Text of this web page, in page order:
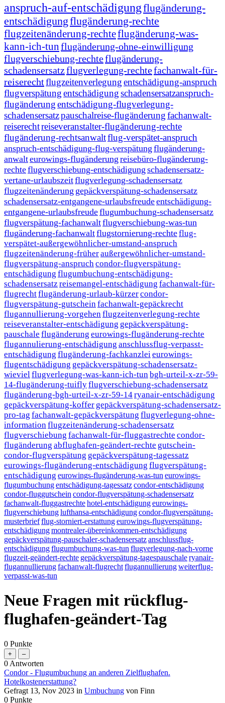
anspruch-auf-entschädigungflugänderung-
entschädigungflugänderung-rechte
flugzeitenänderung-rechteflugänderung-was-
kann-ich-tun flugänderung-ohne-einwilligung
flugverschiebung-rechteflugänderung-
schadensersatzflugverlegung-rechtefachanwalt-für-
reiserechtflugzeitenverlegungentschädigung-anspruch
flugverspätungentschädigungschadensersatzanspruch-
flugänderungentschädigung-flugverlegung-
schadensersatzpauschalreise-flugänderungfachanwalt-
reiserechtreiseveranstalter-flugänderung-rechte
flugänderung-rechtsanwaltflug-verspätet-anspruch
anspruch-entschädigung-flug-verspätung flugänderung-
anwalteurowings-flugänderung reisebüro-flugänderung-
rechteflugverschiebung-entschädigung schadensersatz-
vertane-urlaubszeitflugverlegung-schadensersatz
flugzeitenänderung gepäckverspätung-schadensersatz
schadensersatz-entgangene-urlaubsfreudeentschädigung-
entgangene-urlaubsfreudeflugumbuchung-schadensersatz
flugverspätung-fachanwaltflugverschiebung-was-tun
flugänderung-fachanwaltflugstornierung-rechteflug-
verspätet-außergewöhnlicher-umstand-anspruch
flugzeitenänderung-früheraußergewöhnlicher-umstand-
flugverspätung-anspruch condor-flugverspätung-
entschädigung flugumbuchung-entschädigung-
schadensersatz reisemangel-entschädigung fachanwalt-für-
flugrechtflugänderung-urlaub-kürzercondor-
flugverspätung-gutschein fachanwalt-gepäckrecht
flugannullierung-vorgehen flugzeitenverlegung-rechte
reiseveranstalter-entschädigung gepäckverspätung-
pauschale flugänderung eurowings-flugänderung-rechte
flugannulierung-entschädigung anschlussflug-verpasst-
entschädigung flugänderung-fachkanzlei eurowings-
flugentschädigung gepäckverspätung-schadensersatz-
wieviel flugverlegung-was-kann-ich-tun bgh-urteil-x-zr-59-
14-flugänderung-tuiflyflugverschiebung-schadensersatz
flugänderung-bgh-urteil-x-zr-59-14ryanair-entschädigung
gepäckverspätung-koffer gepäckverspätung-schadensersatz-
pro-tag fachanwalt-gepäckverspätung flugverlegung-ohne-
information flugzeitenänderung-schadensersatz
flugverschiebung fachanwalt-für-fluggastrechte condor-
flugänderung abflughafen-geändert-rechte gutschein-
condor-flugverspätung gepäckverspätung-tagessatz
eurowings-flugänderung-entschädigung flugverspätung-
entschädigung eurowings-flugänderung-was-tun eurowings-
flugumbuchungentschädigung-tagessatzcondor-entschädigung
condor-fluggutschein condor-flugverspätung-schadensersatz
fachanwalt-fluggastrechtehotel-entschädigungeurowings-
flugverschiebunglufthansa-entschädigungcondor-flugverspätung-
musterbriefflug-storniert-erstattungeurowings-flugverspätung-
entschädigungmontrealer-übereinkommen-entschädigung
gepäckverspätung-pauschaler-schadensersatzanschlussflug-
entschädigungflugumbuchung-was-tun flugverlegung-nach-vorne
flugzeit-geändert-rechte gepäckverspätung-tagespauschaleryanair-
flugannullierungfachanwalt-flugrechtflugannullierungweiterflug-
verpasst-was-tun
Neue Fragen mit rückflug-
flughafen-geändert-Tag
0 Punkte
0 Antworten
Condor - Flugumbuchung an anderen Zielflughafen.
Hotelkostenerstattung?
Gefragt 13, Nov 2023 in Umbuchung von Finn
0 Punkte